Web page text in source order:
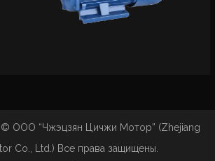
в Юго-Восточную Азию,
вентиляторах, механической
редукторах, таких как хост.
© ООО “Чжэцзян Цичжи Мотор” (Zhejiang
Co., Ltd.) Все права защищены.